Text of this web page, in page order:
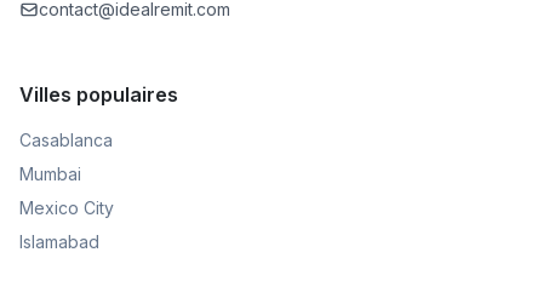
contact@idealremit.com
Villes populaires
Casablanca
Mumbai
Mexico City
Islamabad